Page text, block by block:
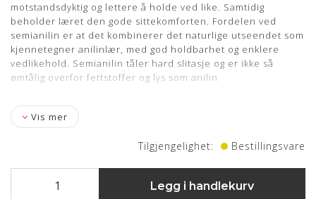
motstandsdyktig og lettere å holde ved like. Samtidig
beholder læret den gode sittekomforten. Fordelen ved
semianilin er at det kombinerer det naturlige utseendet som
kjennetegner anilinlær, med god holdbarhet og enklere
vedlikehold. Semianilin tåler hard slitasje og er ikke så
ømtålig overfor fettstoffer og lys som anilin
Vis mer
Tilgjengelighet: Bestillingsvare
Legg i handlekurv